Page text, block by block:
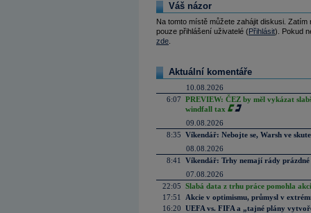
Váš názor
Na tomto místě můžete zahájit diskusi.
pouze přihlášení uživatelé (Přihlásit). Pokud
zde
Aktuální komentáře
10.08.2026
6:07 PREVIEW: ČEZ by měl vykázat
windfall tax
09.08.2026
8:35 Víkendář: Nebojte se, Warsh ve
08.08.2026
8:41
Víkendář: Trhy nemají rády prázdné
07.08.2026
22:05 Slabá data z trhu práce pomohla
17:51
Akcie v optimismu, průmysl v
16:20 UEFA vs. FIFA a „tajné plány